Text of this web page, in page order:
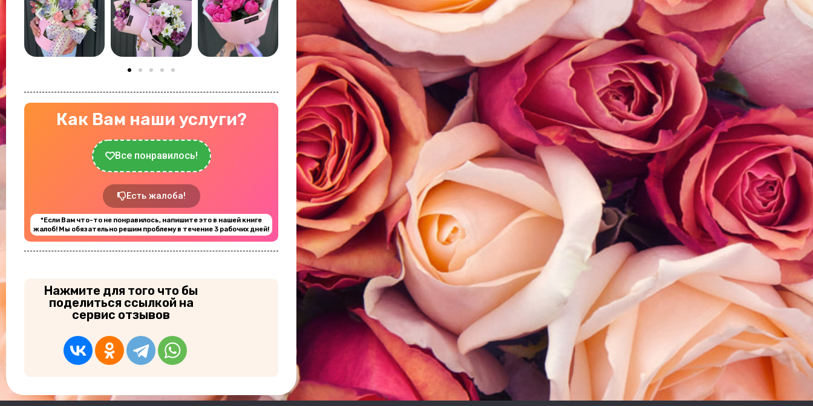
Как Вам наши услуги?
Все понравилось!
Есть жалоба!
*Если Вам что-то не понравилось, напишите это в нашей книге
жалоб! Мы обязательно решим проблему в течение 3 рабочих дней!
Нажмите для того что бы
поделиться ссылкой на
сервис отзывов